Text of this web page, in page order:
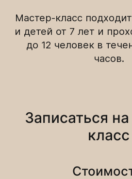
Мастер-класс
и детей от 7 лет и
до 12 человек в
часов.
Записаться
класс